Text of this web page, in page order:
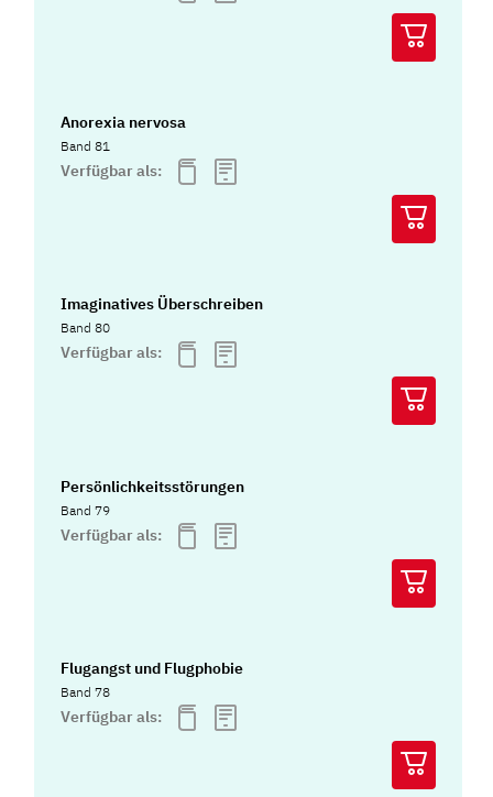
Anorexia nervosa
Band 81
Verfügbar als:
Imaginatives Überschreiben
Band 80
Verfügbar als:
Persönlichkeitsstörungen
Band 79
Verfügbar als:
Flugangst und Flugphobie
Band 78
Verfügbar als: